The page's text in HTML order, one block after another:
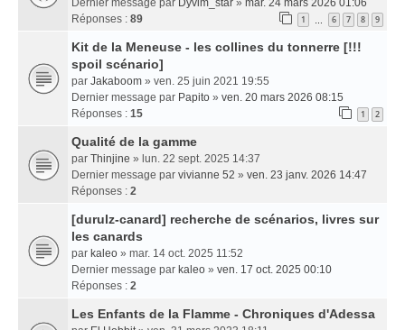
Dernier message par Dyvim_star » mar. 24 mars 2026 01:06
Réponses : 89 1 6 7 8 9
Kit de la Meneuse - les collines du tonnerre [!!!
spoil scénario]
par Jakaboom » ven. 25 juin 2021 19:55
Dernier message par Papito » ven. 20 mars 2026 08:15
Réponses : 15 1 2
Qualité de la gamme
par Thinjine » lun. 22 sept. 2025 14:37
Dernier message par vivianne 52 » ven. 23 janv. 2026 14:47
Réponses : 2
[durulz-canard] recherche de scénarios, livres sur
les canards
par kaleo » mar. 14 oct. 2025 11:52
Dernier message par kaleo » ven. 17 oct. 2025 00:10
Réponses : 2
Les Enfants de la Flamme - Chroniques d'Adessa